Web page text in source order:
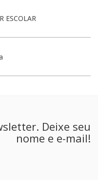
ESCOLAR
Deixe seu
nome e e-mail!